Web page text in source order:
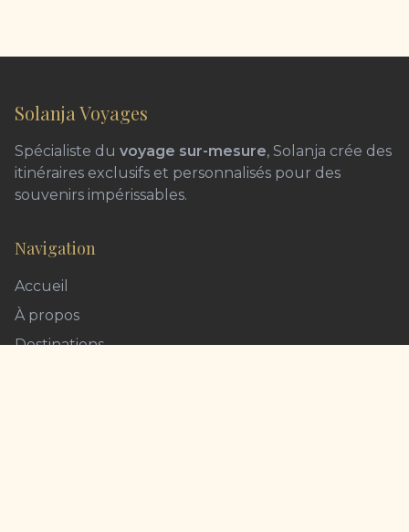
Solanja Voyages
Spécialiste du voyage sur-mesure, Solanja crée des
itinéraires exclusifs et personnalisés pour des
souvenirs impérissables.
Navigation
Accueil
À propos
Destinations